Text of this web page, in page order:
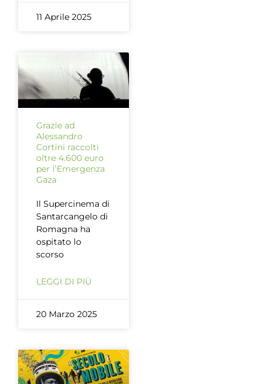
11 Aprile 2025
Grazie ad
Alessandro
Cortini raccolti
oltre 4.600 euro
per l’Emergenza
Gaza
Il Supercinema di
Santarcangelo di
Romagna ha
ospitato lo
scorso
LEGGI DI PIÙ
20 Marzo 2025